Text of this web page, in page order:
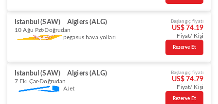
Istanbul (SAW) Algiers (ALG)
10 Ağu Pzt Doğrudan
pegasus hava yolları
Başlangıç fiyatı
US$ 74.19
Fiyat/ Kişi
Rezerve Et
Istanbul (SAW) Algiers (ALG)
7 Eki Çar Doğrudan
AJet
Başlangıç fiyatı
US$ 74.79
Fiyat/ Kişi
Rezerve Et